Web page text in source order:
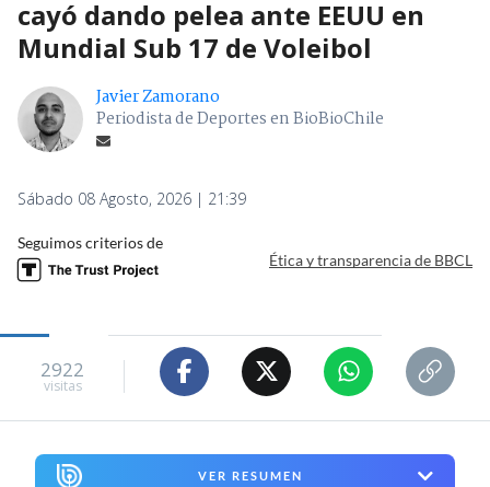
cayó dando pelea ante EEUU en
Mundial Sub 17 de Voleibol
Javier Zamorano
Periodista de Deportes en BioBioChile
Sábado 08 Agosto, 2026 | 21:39
Seguimos criterios de
Ética y transparencia de BBCL
2922
visitas
VER RESUMEN